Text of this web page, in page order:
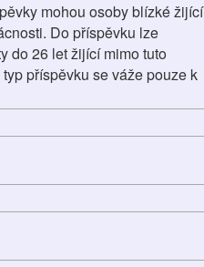
mohou osoby blízké žijící
Do příspěvku lze
do 26 let žijící mimo tuto
příspěvku se váže pouze k